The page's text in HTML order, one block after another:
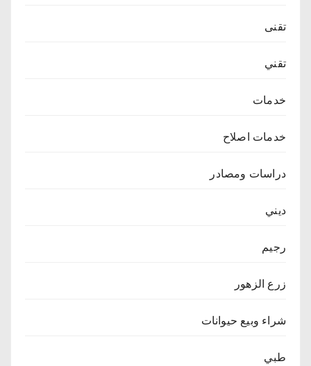
تقنى
تقني
خدمات
خدمات اصلاح
دراسات ومصادر
ديني
رجيم
زرع الزهور
شراء وبيع حيوانات
طبي